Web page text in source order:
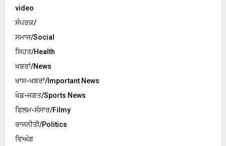
video
ਸੰਪਰਕ/
ਸਮਾਜ/Social
ਸਿਹਤ/Health
ਖਬਰਾਂ/News
ਖਾਸ-ਖਬਰਾਂ/Important News
ਖੇਡ-ਜਗਤ/Sports News
ਫਿਲਮ-ਸੰਸਾਰ/Filmy
ਰਾਜਨੀਤੀ/Politics
ਵਿਅੰਗ